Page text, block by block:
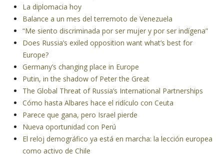
La diplomacia hoy
Balance a un mes del terremoto de Venezuela
“Me siento discriminada por ser mujer y por ser indígena”
Does Russia’s exiled opposition want what’s best for
Europe?
Germany’s changing place in Europe
Putin, in the shadow of Peter the Great
The Global Threat of Russia’s International Partnerships
Cómo hasta Albares hace el ridículo con Ceuta
Parece que gana, pero Israel pierde
Nueva oportunidad con Perú
El reloj demográfico ya está en marcha: la lección europea
como activo de Chile